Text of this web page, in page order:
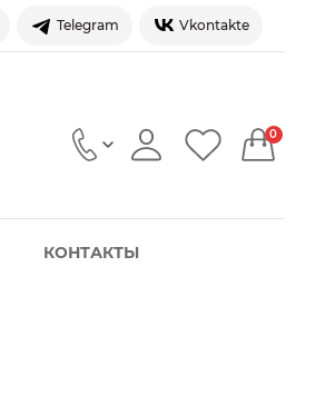
Telegram Vkontakte
0
КОНТАКТЫ